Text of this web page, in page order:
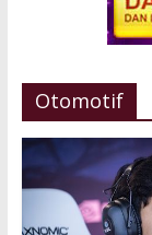
Otomotif